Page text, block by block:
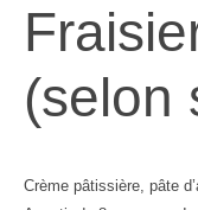
(selon
Crème pâtissière, pâte